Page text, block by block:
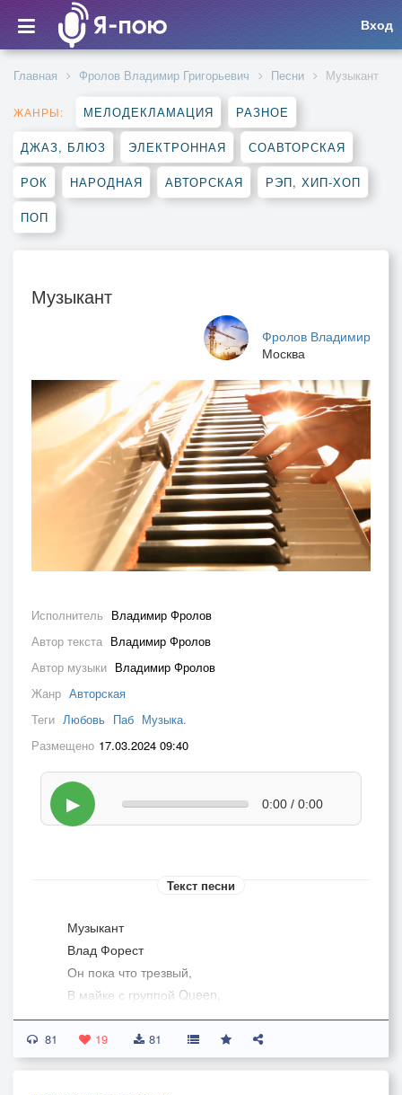
Вход
Главная Фролов Владимир Григорьевич Песни Музыкант
ЖАНРЫ: МЕЛОДЕКЛАМАЦИЯ РАЗНОЕ
ДЖАЗ, БЛЮЗ ЭЛЕКТРОННАЯ СОАВТОРСКАЯ
РОК НАРОДНАЯ АВТОРСКАЯ РЭП, ХИП-ХОП
ПОП
Музыкант
Фролов Владимир
Москва
Исполнитель Владимир Фролов
Автор текста Владимир Фролов
Автор музыки Владимир Фролов
Жанр Авторская
Теги Любовь Паб Музыка.
Размещено 17.03.2024 09:40
▶ 0:00 / 0:00
Текст песни
Музыкант
Влад Форест
Он пока что трезвый,
В майке с группой Queen,
Играет в пабе местном,
Знает, что любим,
81 19 81